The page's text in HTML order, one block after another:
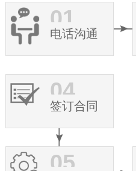
01
电话沟通
04
签订合同
05